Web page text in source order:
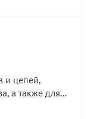
и цепей,
а также для